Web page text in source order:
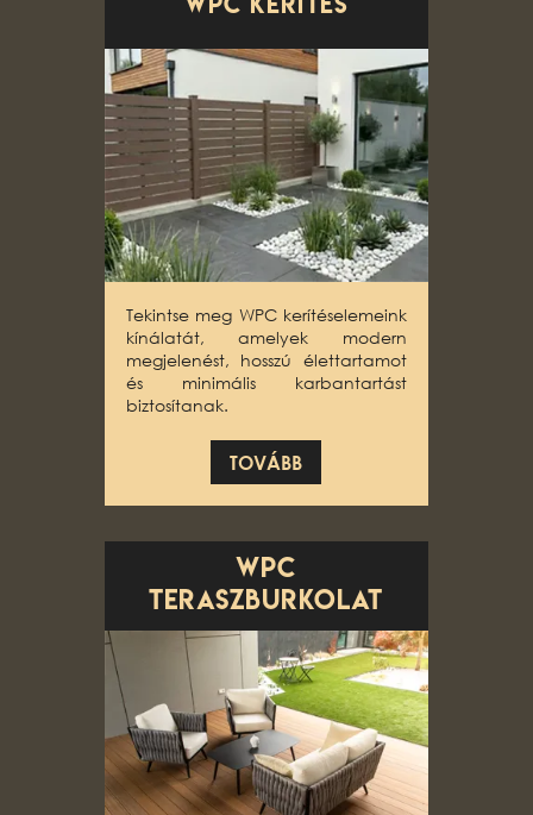
Tekintse meg WPC kerítéselemeink
kínálatát, amelyek modern
megjelenést, hosszú élettartamot
és minimális karbantartást
biztosítanak.
TOVÁBB
WPC
teraszburkolat